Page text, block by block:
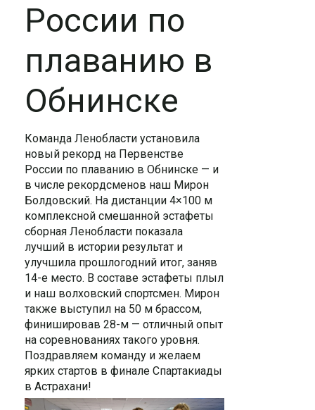
России по
плаванию в
Обнинске
Команда Ленобласти установила
новый рекорд на Первенстве
России по плаванию в Обнинске — и
в числе рекордсменов наш Мирон
Болдовский. На дистанции 4×100 м
комплексной смешанной эстафеты
сборная Ленобласти показала
лучший в истории результат и
улучшила прошлогодний итог, заняв
14-е место. В составе эстафеты плыл
и наш волховский спортсмен. Мирон
также выступил на 50 м брассом,
финишировав 28-м — отличный опыт
на соревнованиях такого уровня.
Поздравляем команду и желаем
ярких стартов в финале Спартакиады
в Астрахани!